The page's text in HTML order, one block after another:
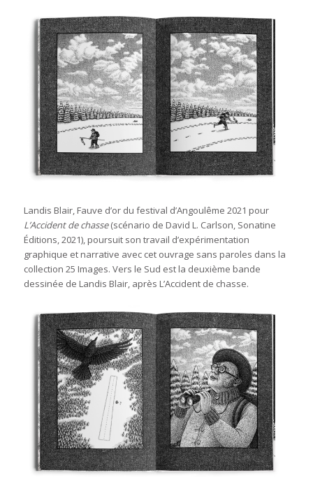
Landis Blair, Fauve d’or du festival d’Angoulême 2021 pour
L’Accident de chasse(scénario de David L. Carlson, Sonatine
Éditions, 2021), poursuit son travail d’expérimentation
graphique et narrative avec cet ouvrage sans paroles dans la
collection 25 Images. Vers le Sud est la deuxième bande
dessinée de Landis Blair, après L’Accident de chasse.